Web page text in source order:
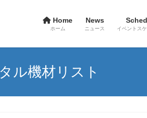
Home
ホーム
News
ニュース イベントス
ル機材リスト